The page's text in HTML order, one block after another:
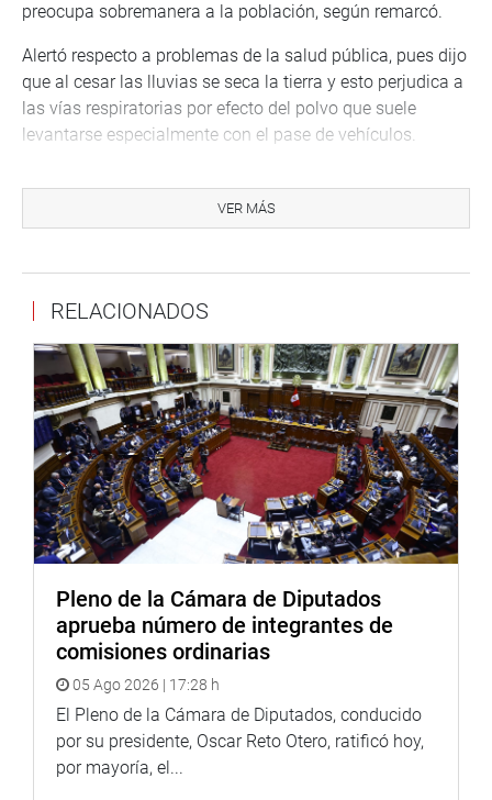
preocupa sobremanera a la población, según remarcó.
Alertó respecto a problemas de la salud pública, pues dijo
que al cesar las lluvias se seca la tierra y esto perjudica a
las vías respiratorias por efecto del polvo que suele
levantarse especialmente con el pase de vehículos.
rotura del canal madre de Chavimochic, que nos tiene sin
agua, ahora nos enfrentamos a la acumulación de polvo
que trabajar en planes de contingencia en salud”,
Dijo que sí se requiere de la reconstrucción de vías, pero al
mismo tiempo se debe cuidar la salud de la población
precisamente por efectos de la polvareda que suele
levantarse en diferentes vías y ello afecta a la población.
PRENSA CONGRESO
VER MÁS
RELACIONADOS
Pleno de la Cámara de Diputados
aprueba número de integrantes de
comisiones ordinarias
05 Ago 2026 | 17:28 h
El Pleno de la Cámara de Diputados, conducido
por su presidente, Oscar Reto Otero, ratificó hoy,
por mayoría, el...